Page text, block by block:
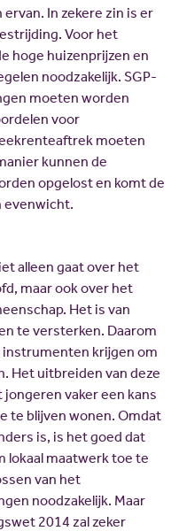
In zekere zin is er
Voor het
hoge huizenprijzen en
noodzakelijk. SGP-
moeten worden
voor
moeten
kunnen de
opgelost en komt de
evenwicht.
alleen gaat over het
maar ook over het
Het is van
te versterken. Daarom
krijgen om
Het uitbreiden van deze
vaker een kans
te blijven wonen. Omdat
is, is het goed dat
lokaal maatwerk toe te
van het
noodzakelijk. Maar
2014 zal zeker